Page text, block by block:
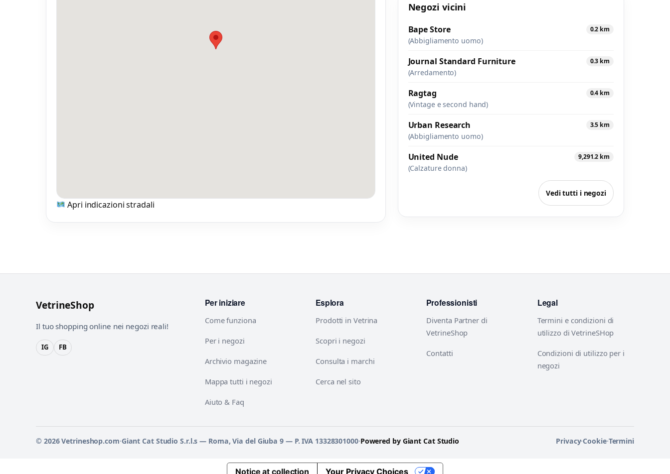
Apri indicazioni stradali
Negozi vicini
Bape Store 0.2 km
(Abbigliamento uomo)
Journal Standard Furniture 0.3 km
(Arredamento)
Ragtag 0.4 km
(Vintage e second hand)
Urban Research 3.5 km
(Abbigliamento uomo)
United Nude 9,291.2 km
(Calzature donna)
Vedi tutti i negozi
VetrineShop
Il tuo shopping online nei negozi reali!
IG FB
Per iniziare
Come funziona
Per i negozi
Archivio magazine
Mappa tutti i negozi
Aiuto & Faq
Esplora
Prodotti in Vetrina
Scopri i negozi
Consulta i marchi
Cerca nel sito
Professionisti
Diventa Partner di
VetrineShop
Contatti
Legal
Termini e condizioni di
utilizzo di VetrineSHop
Condizioni di utilizzo per i
negozi
© 2026 Vetrineshop.com·Giant Cat Studio S.r.l.s — Roma, Via del Giuba 9 — P. IVA 13328301000·Powered by Giant Cat Studio Privacy·Cookie·Termini
Notice at collection Your Privacy Choices